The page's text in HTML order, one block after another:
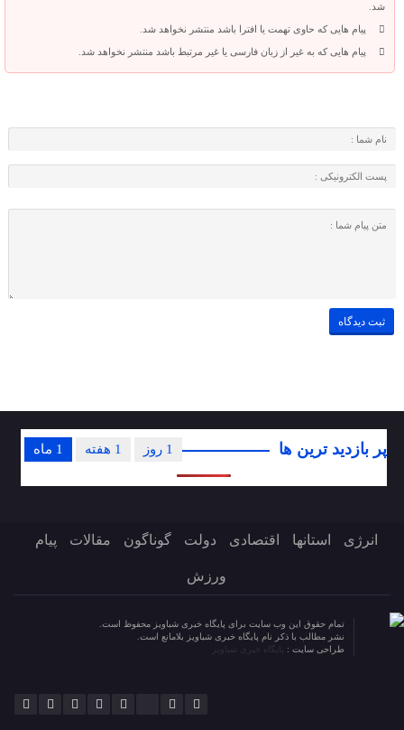
شد.
پیام هایی که حاوی تهمت یا افترا باشد منتشر نخواهد شد.
پیام هایی که به غیر از زبان فارسی یا غیر مرتبط باشد منتشر نخواهد شد.
پر بازدید ترین ها 1 ماه 1 هفته 1 روز
انرژی استانها اقتصادی دولت گوناگون مقالات پیام
ورزش
تمام حقوق این وب سایت برای پایگاه خبری شباویز محفوظ است.
نشر مطالب با ذکر نام پایگاه خبری شباویز بلامانع است.
طراحی سایت :